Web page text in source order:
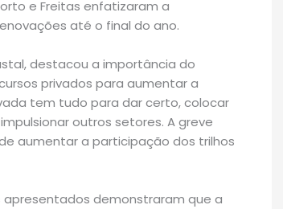
e Freitas enfatizaram a
até o final do ano.
destacou a importância do
privados para aumentar a
tem tudo para dar certo, colocar
outros setores. A greve
aumentar a participação dos trilhos
apresentados demonstraram que a